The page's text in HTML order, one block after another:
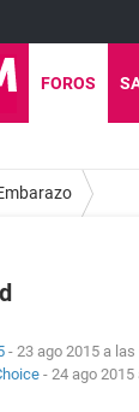
FOROS
- 23 ago 2015 a las
- 24 ago 2015